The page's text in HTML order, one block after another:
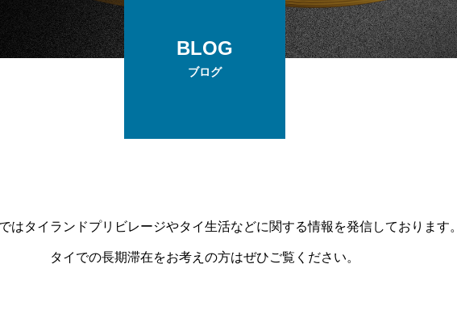
BLOG
ブログ
はタイランドプリビレージやタイ生活などに関する情報を発信しております。
タイでの長期滞在をお考えの方はぜひご覧ください。